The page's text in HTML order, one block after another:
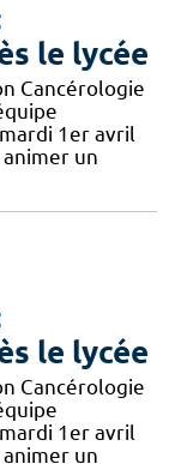
le lycée
Cancérologie
1er avril
un
le lycée
Cancérologie
1er avril
un